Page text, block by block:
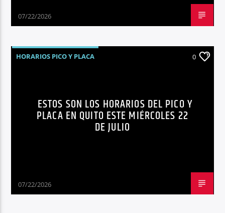
07/22/2026
HORARIOS PICO Y PLACA 0
ESTOS SON LOS HORARIOS DEL PICO Y
PLACA EN QUITO ESTE MIÉRCOLES 22
DE JULIO
07/22/2026